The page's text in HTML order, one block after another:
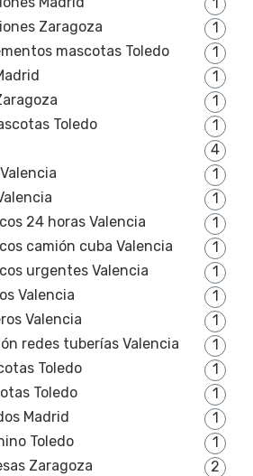
Zaragoza
1
mascotas Toledo
1
1
1
Toledo
1
4
1
1
24 horas Valencia
1
camión cuba Valencia
1
urgentes Valencia
1
Valencia
1
Valencia
1
redes tuberías Valencia
1
Toledo
1
Toledo
1
Madrid
1
Toledo
1
Zaragoza
2